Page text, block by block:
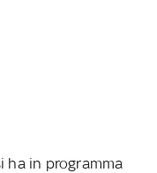
ha in programma